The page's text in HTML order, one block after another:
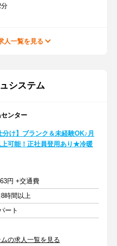
人一覧を見る
システム
ンター
分け】ブランク＆未経験OK♪月
上可能！正社員登用あり★冷暖
円 +交通費
時間以上
ート
の求人一覧を見る